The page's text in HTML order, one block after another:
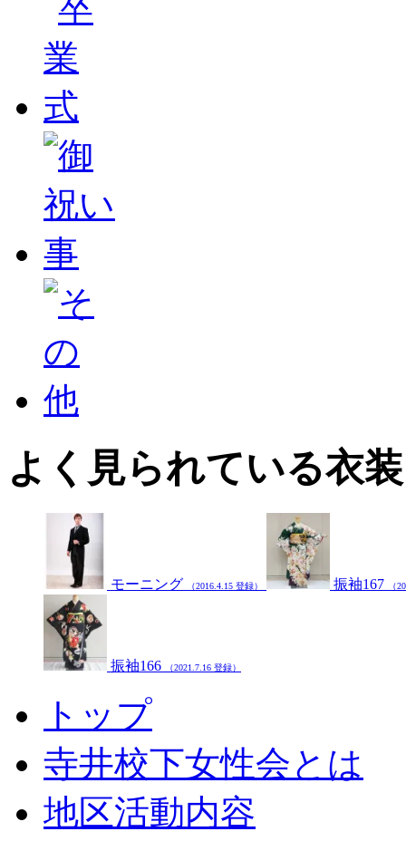
よく見られている衣装
モーニング （2016.4.15 登録） 振袖167 （
振袖166 （2021.7.16 登録）
トップ
寺井校下女性会とは
地区活動内容